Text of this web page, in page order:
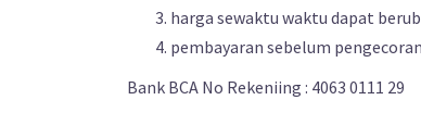
harga sewaktu waktu dapat
pembayaran sebelum
Bank BCA No Rekeniing : 4063 0111 29